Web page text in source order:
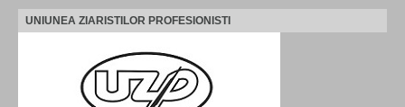
UNIUNEA ZIARISTILOR PROFESIONISTI